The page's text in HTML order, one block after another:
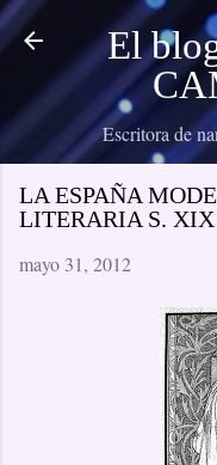
Ir al
El
Escritora de
LA ESPAÑA
LITERARIA S. XIX
mayo 31, 2012